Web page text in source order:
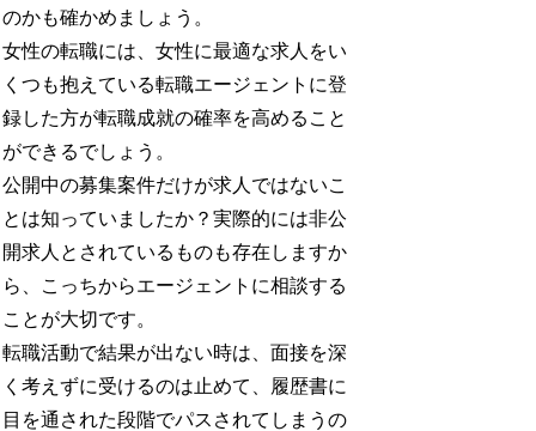
のかも確かめましょう。
女性の転職には、女性に最適な求人をい
くつも抱えている転職エージェントに登
録した方が転職成就の確率を高めること
ができるでしょう。
公開中の募集案件だけが求人ではないこ
とは知っていましたか？実際的には非公
開求人とされているものも存在しますか
ら、こっちからエージェントに相談する
ことが大切です。
転職活動で結果が出ない時は、面接を深
く考えずに受けるのは止めて、履歴書に
目を通された段階でパスされてしまうの